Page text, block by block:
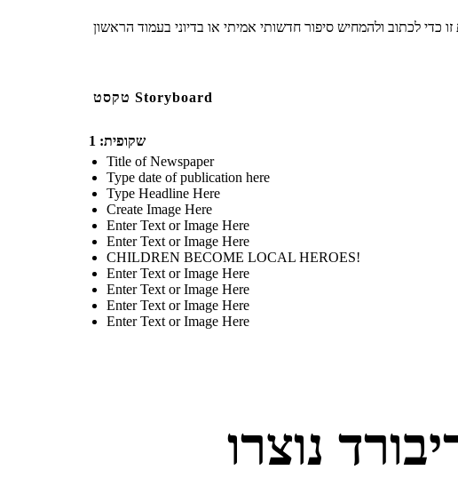
טקסט Storyboard
שקופית: 1
Title of Newspaper
Type date of publication here
Type Headline Here
Create Image Here
Enter Text or Image Here
Enter Text or Image Here
CHILDREN BECOME LOCAL HEROES!
Enter Text or Image Here
Enter Text or Image Here
Enter Text or Image Here
Enter Text or Image Here
נוצרו